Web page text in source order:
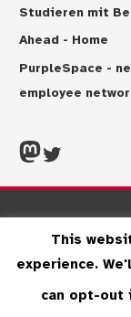
Studieren mit
Ahead - Home
PurpleSpace -
employee
Mastdon Twitter
This
experience.
can opt-out